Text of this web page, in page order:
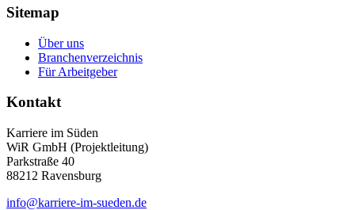
Sitemap
Über uns
Branchenverzeichnis
Für Arbeitgeber
Kontakt
Karriere im Süden
WiR GmbH (Projektleitung)
Parkstraße 40
88212 Ravensburg
info@karriere-im-sueden.de